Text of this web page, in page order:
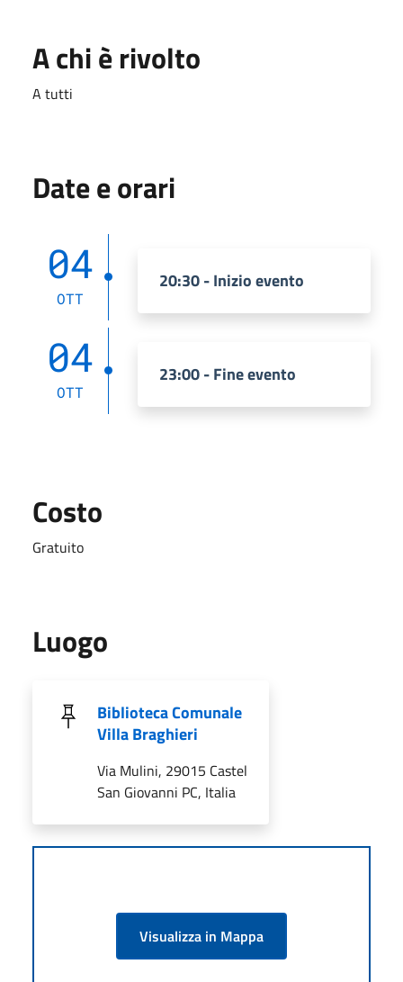
A chi è rivolto
A tutti
Date e orari
04
OTT
20:30 - Inizio evento
04
OTT
23:00 - Fine evento
Costo
Gratuito
Luogo
Biblioteca Comunale
Villa Braghieri
Via Mulini, 29015 Castel
San Giovanni PC, Italia
Visualizza in Mappa